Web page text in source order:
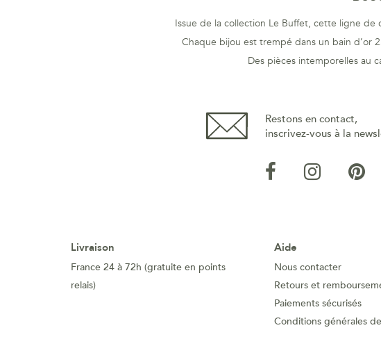
Issue de la collection Le Buffet, cette ligne de
Chaque bijou est trempé dans un bain d’or
Des pièces intemporelles au
Restons en contact,
inscrivez-vous à la
Livraison
France 24 à 72h (gratuite en points
relais)
Aide
Nous contacter
Retours et
Paiements sécurisés
Conditions générales